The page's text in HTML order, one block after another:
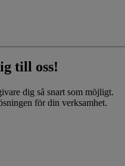
till oss!
dig så snart som möjligt.
för din verksamhet.